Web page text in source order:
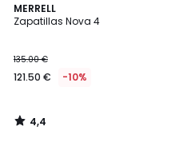
MERRELL
Zapatillas Nova 4
135.00 €
121.50 € -10%
4,4
/ 5
4,4
/